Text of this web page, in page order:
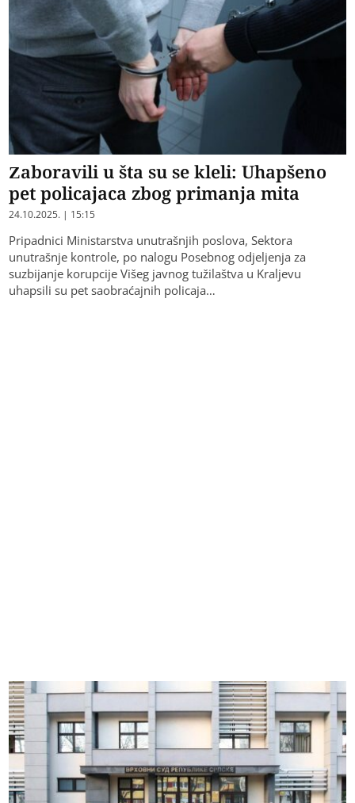
Zaboravili u šta su se kleli: Uhapšeno
pet policajaca zbog primanja mita
24.10.2025. | 15:15
Pripadnici Ministarstva unutrašnjih poslova, Sektora
unutrašnje kontrole, po nalogu Posebnog odjeljenja za
suzbijanje korupcije Višeg javnog tužilaštva u Kraljevu
uhapsili su pet saobraćajnih policaja…